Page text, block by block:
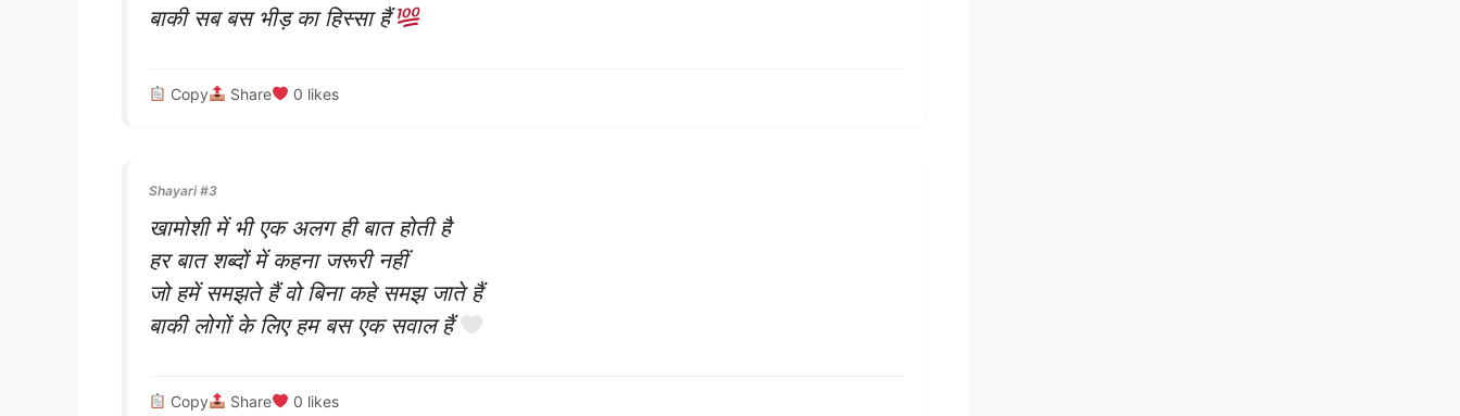
बाकी सब बस भीड़ का हिस्सा हैं
Copy Share 0 likes
Shayari #3
खामोशी में भी एक अलग ही बात होती है
हर बात शब्दों में कहना जरूरी नहीं
जो हमें समझते हैं वो बिना कहे समझ जाते हैं
बाकी लोगों के लिए हम बस एक सवाल हैं
Copy Share 0 likes